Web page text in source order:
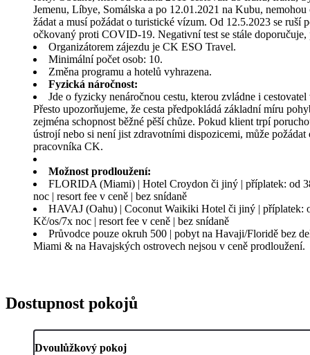
Jemenu, Líbye, Somálska a po 12.01.2021 na Kubu,
žádat a musí požádat o turistické vízum. Od 12.5.2023 se ruší
očkovaný proti COVID-19. Negativní test se stále
Organizátorem zájezdu je CK ESO Travel.
Minimální počet osob: 10.
Změna programu a hotelů vyhrazena.
Fyzická náročnost:
Jde o fyzicky nenáročnou cestu, kterou zvládne i
Přesto upozorňujeme, že cesta předpokládá základní míru
zejména schopnost běžné pěší chůze. Pokud klient trpí
ústrojí nebo si není jist zdravotními dispozicemi, může požádat
pracovníka CK.
Možnost prodloužení:
FLORIDA (Miami) | Hotel Croydon či jiný | příplatek: od
noc | resort fee v ceně | bez snídaně
HAVAJ (Oahu) | Coconut Waikiki Hotel či jiný | příplatek:
Kč/os/7x noc | resort fee v ceně | bez snídaně
Průvodce pouze okruh 500 | pobyt na Havaji/Floridě bez
Miami & na Havajských ostrovech nejsou v ceně prodloužení.
Dostupnost pokojů
Dvoulůžkový pokoj